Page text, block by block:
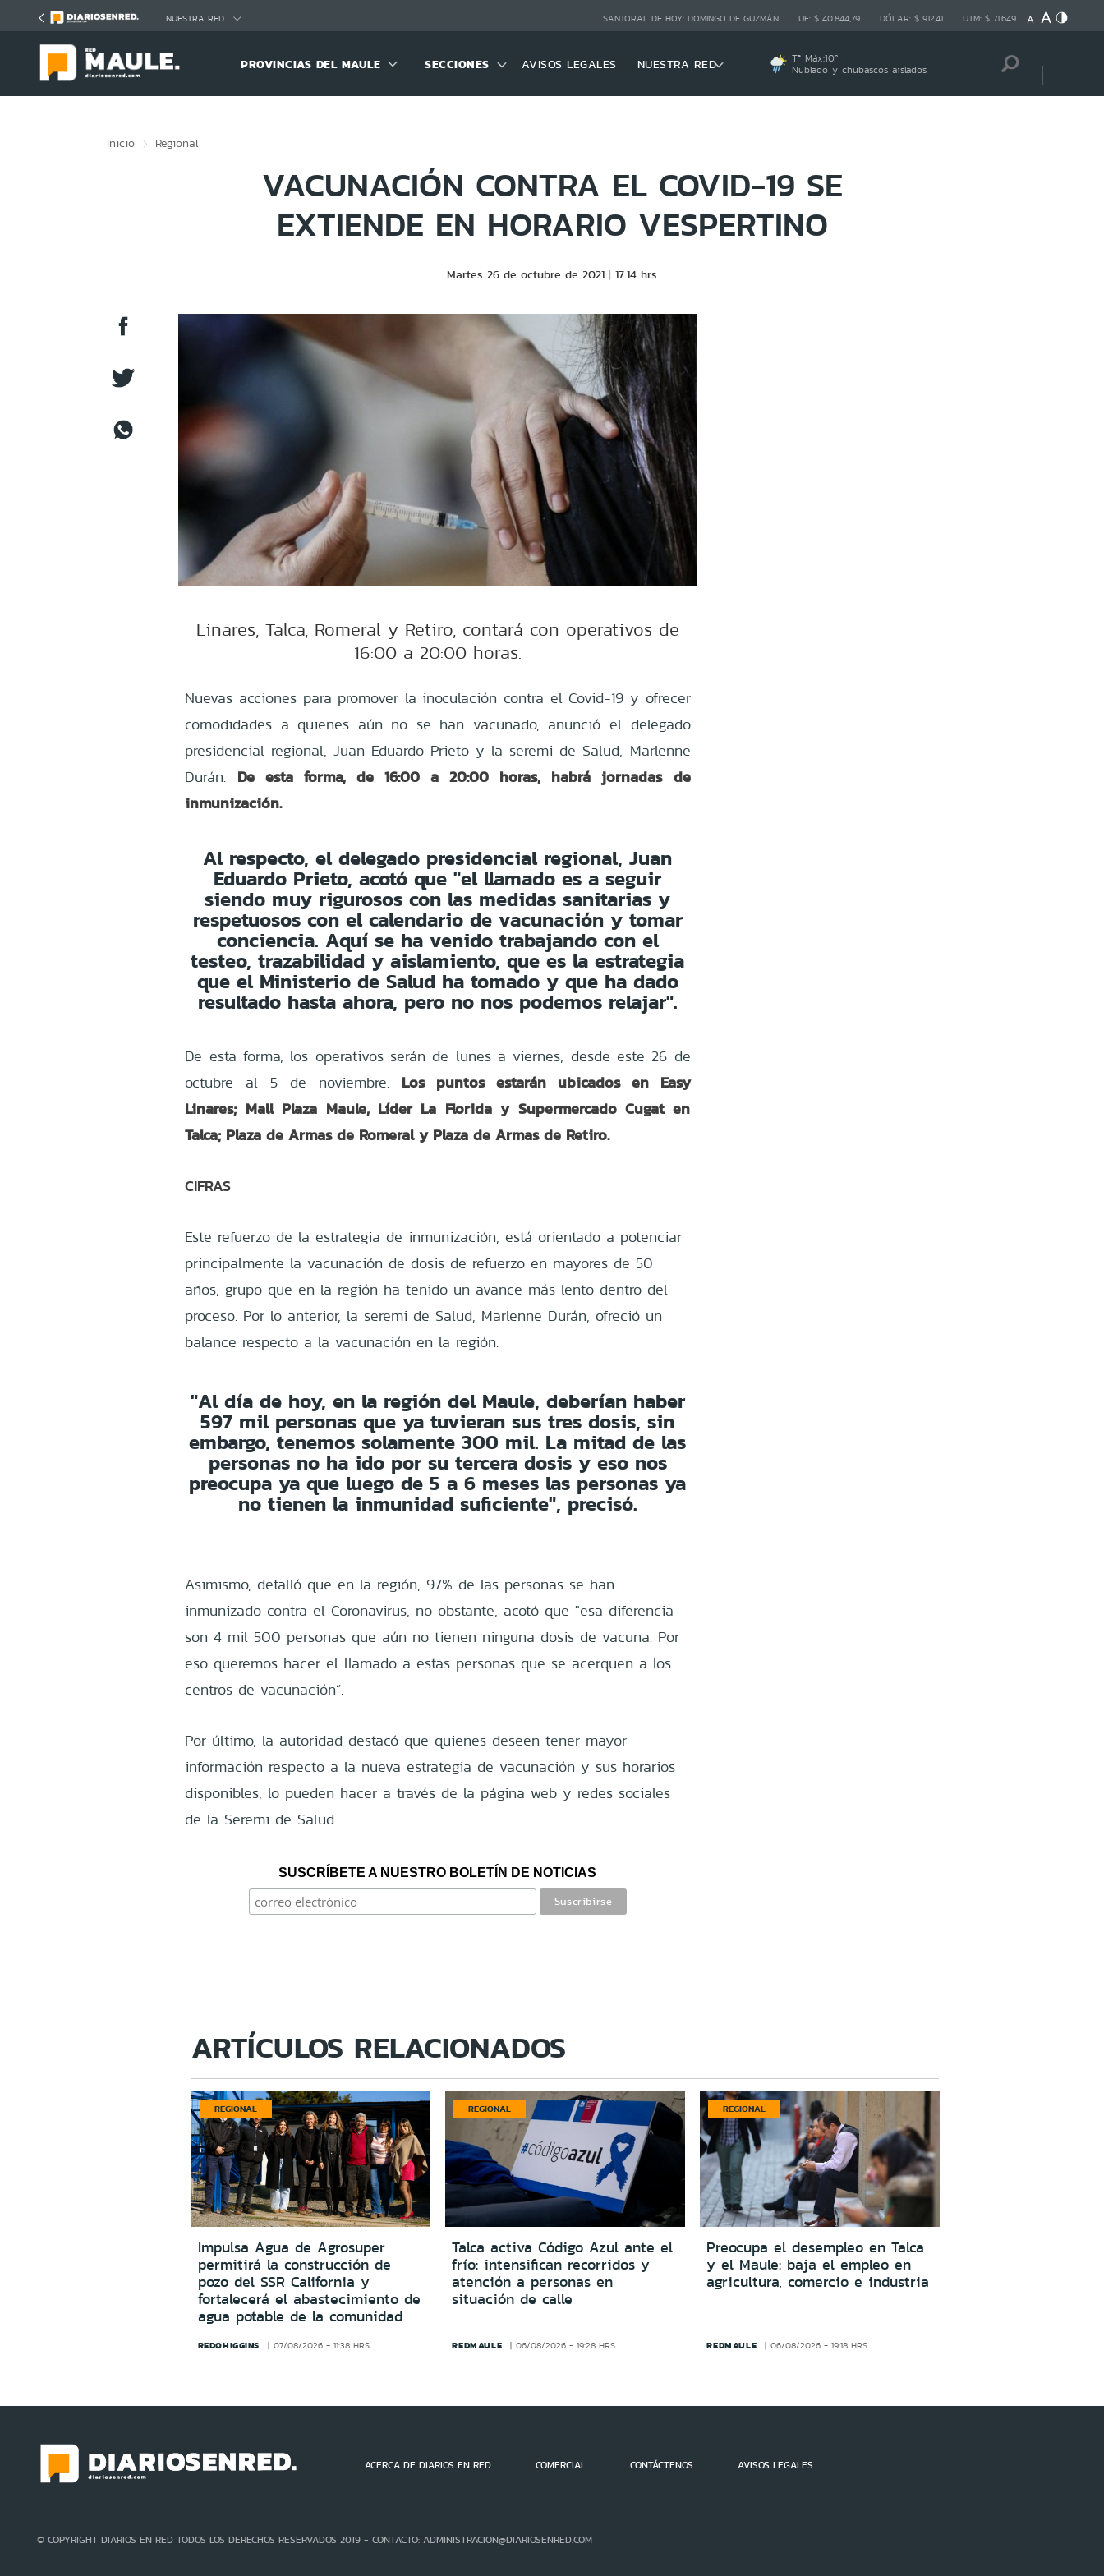
NUESTRA RED SANTORAL DE HOY: DOMINGO DE GUZMÁN UF: $ 40.844,79 DÓLAR: $ 912,41 UTM: $ 71.649
PROVINCIAS DEL MAULE SECCIONES AVISOS LEGALES NUESTRA RED Tª Máx:10º
Nublado y chubascos aislados
Inicio Regional
VACUNACIÓN CONTRA EL COVID-19 SE
EXTIENDE EN HORARIO VESPERTINO
Martes 26 de octubre de 2021 17:14 hrs
Linares, Talca, Romeral y Retiro, contará con operativos de
16:00 a 20:00 horas.
Nuevas acciones para promover la inoculación contra el Covid-19 y ofrecer
comodidades a quienes aún no se han vacunado, anunció el delegado
presidencial regional, Juan Eduardo Prieto y la seremi de Salud, Marlenne
Durán. De esta forma, de 16:00 a 20:00 horas, habrá jornadas de
inmunización.
Al respecto, el delegado presidencial regional, Juan
Eduardo Prieto, acotó que "el llamado es a seguir
siendo muy rigurosos con las medidas sanitarias y
respetuosos con el calendario de vacunación y tomar
conciencia. Aquí se ha venido trabajando con el
testeo, trazabilidad y aislamiento, que es la estrategia
que el Ministerio de Salud ha tomado y que ha dado
resultado hasta ahora, pero no nos podemos relajar".
De esta forma, los operativos serán de lunes a viernes, desde este 26 de
octubre al 5 de noviembre. Los puntos estarán ubicados en Easy
Linares; Mall Plaza Maule, Líder La Florida y Supermercado Cugat en
Talca; Plaza de Armas de Romeral y Plaza de Armas de Retiro.
CIFRAS
Este refuerzo de la estrategia de inmunización, está orientado a potenciar
principalmente la vacunación de dosis de refuerzo en mayores de 50
años, grupo que en la región ha tenido un avance más lento dentro del
proceso. Por lo anterior, la seremi de Salud, Marlenne Durán, ofreció un
balance respecto a la vacunación en la región.
"Al día de hoy, en la región del Maule, deberían haber
597 mil personas que ya tuvieran sus tres dosis, sin
embargo, tenemos solamente 300 mil. La mitad de las
personas no ha ido por su tercera dosis y eso nos
preocupa ya que luego de 5 a 6 meses las personas ya
no tienen la inmunidad suficiente", precisó.
Asimismo, detalló que en la región, 97% de las personas se han
inmunizado contra el Coronavirus, no obstante, acotó que "esa diferencia
son 4 mil 500 personas que aún no tienen ninguna dosis de vacuna. Por
eso queremos hacer el llamado a estas personas que se acerquen a los
centros de vacunación”.
Por último, la autoridad destacó que quienes deseen tener mayor
información respecto a la nueva estrategia de vacunación y sus horarios
disponibles, lo pueden hacer a través de la página web y redes sociales
de la Seremi de Salud.
SUSCRÍBETE A NUESTRO BOLETÍN DE NOTICIAS
ARTÍCULOS RELACIONADOS
REGIONAL
Impulsa Agua de Agrosuper
permitirá la construcción de
pozo del SSR California y
fortalecerá el abastecimiento de
agua potable de la comunidad
REDOHIGGINS 07/08/2026 - 11:38 HRS
REGIONAL
Talca activa Código Azul ante el
frío: intensifican recorridos y
atención a personas en
situación de calle
REDMAULE 06/08/2026 - 19:28 HRS
REGIONAL
Preocupa el desempleo en Talca
y el Maule: baja el empleo en
agricultura, comercio e industria
REDMAULE 06/08/2026 - 19:18 HRS
ACERCA DE DIARIOS EN RED COMERCIAL CONTÁCTENOS AVISOS LEGALES
© COPYRIGHT DIARIOS EN RED TODOS LOS DERECHOS RESERVADOS 2019 - CONTACTO: ADMINISTRACION@DIARIOSENRED.COM